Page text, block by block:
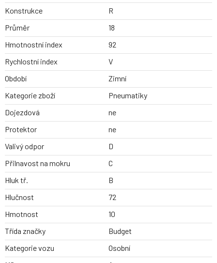
Konstrukce
R
Průměr
18
Hmotnostní index
92
Rychlostní index
V
Období
Zimní
Kategorie zboží
Pneumatiky
Dojezdová
ne
Protektor
ne
Valivý odpor
D
Přilnavost na mokru
C
Hluk tř.
B
Hlučnost
72
Hmotnost
10
Třída značky
Budget
Kategorie vozu
Osobní